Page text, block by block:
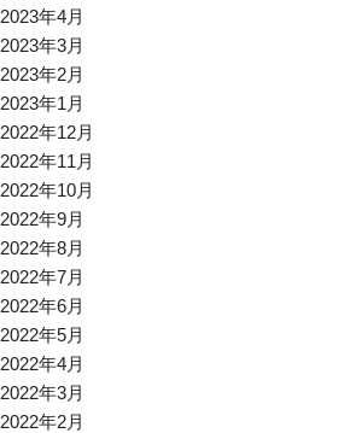
2023年4月
2023年3月
2023年2月
2023年1月
2022年12月
2022年11月
2022年10月
2022年9月
2022年8月
2022年7月
2022年6月
2022年5月
2022年4月
2022年3月
2022年2月